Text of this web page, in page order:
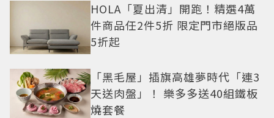
HOLA「夏出清」開跑！精選4萬
件商品任2件5折 限定門市絕版品
5折起
「黑毛屋」插旗高雄夢時代「連3
天送肉盤」！ 樂多多送40組鐵板
燒套餐